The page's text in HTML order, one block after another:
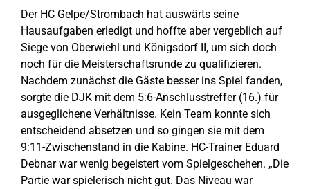
Der HC Gelpe/Strombach hat auswärts seine
Hausaufgaben erledigt und hoffte aber vergeblich auf
Siege von Oberwiehl und Königsdorf II, um sich doch
noch für die Meisterschaftsrunde zu qualifizieren.
Nachdem zunächst die Gäste besser ins Spiel fanden,
sorgte die DJK mit dem 5:6-Anschlusstreffer (16.) für
ausgeglichene Verhältnisse. Kein Team konnte sich
entscheidend absetzen und so gingen sie mit dem
9:11-Zwischenstand in die Kabine. HC-Trainer Eduard
Debnar war wenig begeistert vom Spielgeschehen. „Die
Partie war spielerisch nicht gut. Das Niveau war